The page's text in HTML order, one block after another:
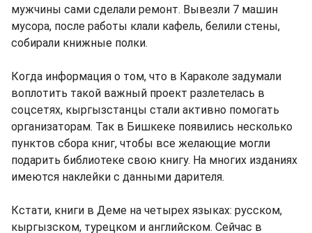
мужчины сами сделали ремонт. Вывезли 7 машин
мусора, после работы клали кафель, белили стены,
собирали книжные полки.
Когда информация о том, что в Караколе задумали
воплотить такой важный проект разлетелась в
соцсетях, кыргызстанцы стали активно помогать
организаторам. Так в Бишкеке появились несколько
пунктов сбора книг, чтобы все желающие могли
подарить библиотеке свою книгу. На многих изданиях
имеются наклейки с данными дарителя.
Кстати, книги в Деме на четырех языках: русском,
кыргызском, турецком и английском. Сейчас в